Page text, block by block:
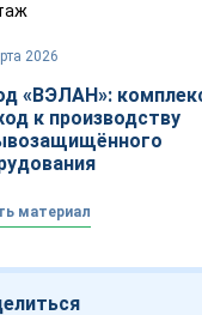
2026
«ВЭЛАН»:
к производству
материал